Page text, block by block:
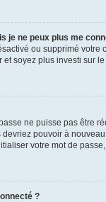
je ne peux plus me
ou supprimé
soyez plus investi sur le
ne puisse pas être
pouvoir à
votre mot de
?